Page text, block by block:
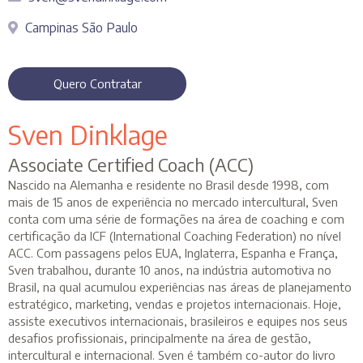
Campinas São Paulo
Quero Contratar
Sven Dinklage
Associate Certified Coach (ACC)
Nascido na Alemanha e residente no Brasil desde 1998, com
mais de 15 anos de experiência no mercado intercultural, Sven
conta com uma série de formações na área de coaching e com
certificação da ICF (International Coaching Federation) no nível
ACC. Com passagens pelos EUA, Inglaterra, Espanha e França,
Sven trabalhou, durante 10 anos, na indústria automotiva no
Brasil, na qual acumulou experiências nas áreas de planejamento
estratégico, marketing, vendas e projetos internacionais. Hoje,
assiste executivos internacionais, brasileiros e equipes nos seus
desafios profissionais, principalmente na área de gestão,
intercultural e internacional. Sven é também co-autor do livro